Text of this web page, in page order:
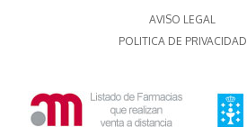
AVISO LEGAL
POLITICA DE PRIVACIDAD